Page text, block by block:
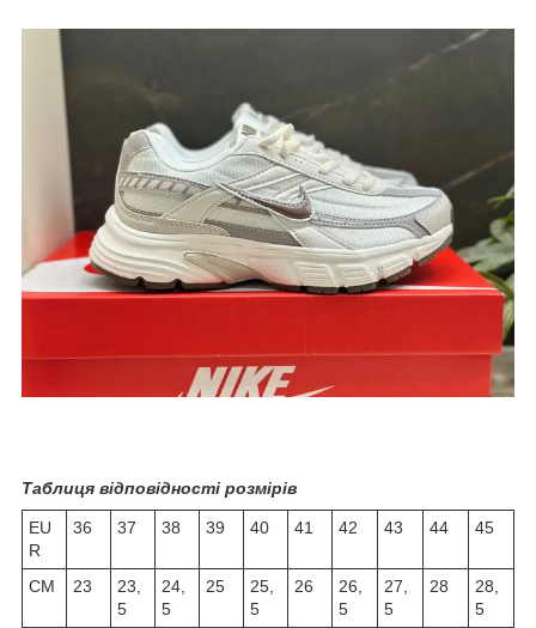
Таблиця відповідності розмірів
EU
R
36 37 38 39 40 41 42 43 44 45
СМ 23
23,
5
24,
5
25
25,
5
26
26,
5
27,
5
28
28,
5